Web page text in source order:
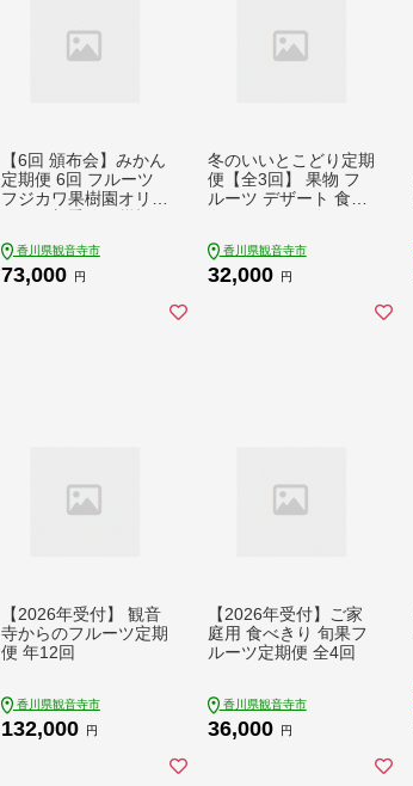
【6回 頒布会】みかん
定期便 6回 フルーツ
フジカワ果樹園オリジ
香川県観音寺市
73,000 円
冬のいいとこどり定期
便【全3回】 果物 フ
ルーツ デザート 食後
姫 いちご せとか デコ
ポン 冬の味覚
香川県観音寺市
32,000 円
【2026年受付】 観音
寺からのフルーツ定期
便 年12回
香川県観音寺市
132,000 円
【2026年受付】ご家
庭用 食べきり 旬果フ
ルーツ定期便 全4回
香川県観音寺市
36,000 円